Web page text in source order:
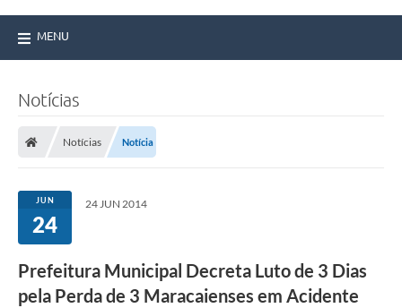
MENU
Notícias
Notícias Notícia
JUN
24
24 JUN 2014
Prefeitura Municipal Decreta Luto de 3 Dias
pela Perda de 3 Maracaienses em Acidente